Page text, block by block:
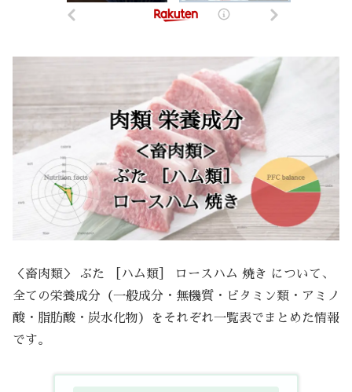
＜畜肉類＞ ぶた ［ハム類］ ロースハム 焼き について、
全ての栄養成分（一般成分・無機質・ビタミン類・アミノ
酸・脂肪酸・炭水化物）をそれぞれ一覧表でまとめた情報
です。